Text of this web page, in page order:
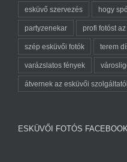
esküvő szervezés hogy
partyzenekar profi fotóst
szép esküvői fotók terem
varázslatos fények
átvernek az esküvői
ESKÜVŐI FOTÓS